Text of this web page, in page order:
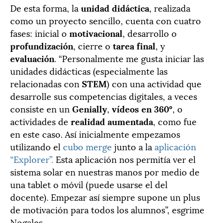
De esta forma, la unidad didáctica, realizada
como un proyecto sencillo, cuenta con cuatro
fases: inicial o motivacional, desarrollo o
profundización, cierre o tarea final, y
evaluación. “Personalmente me gusta iniciar las
unidades didácticas (especialmente las
relacionadas con STEM) con una actividad que
desarrolle sus competencias digitales, a veces
consiste en un Genially, vídeos en 360º, o
actividades de realidad aumentada, como fue
en este caso. Así inicialmente empezamos
utilizando el cubo merge junto a la aplicación
“Explorer”. Esta aplicación nos permitía ver el
sistema solar en nuestras manos por medio de
una tablet o móvil (puede usarse el del
docente). Empezar así siempre supone un plus
de motivación para todos los alumnos”, esgrime